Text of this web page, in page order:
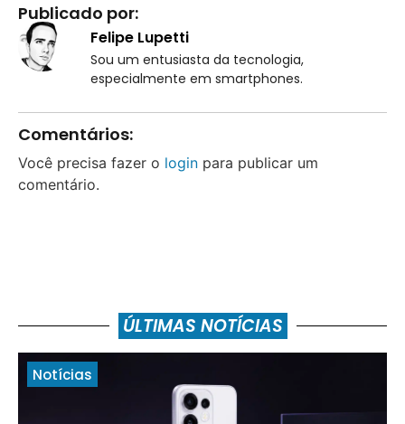
Publicado por:
Felipe Lupetti
Sou um entusiasta da tecnologia,
especialmente em smartphones.
Comentários:
Você precisa fazer o login para publicar um
comentário.
ÚLTIMAS NOTÍCIAS
Notícias